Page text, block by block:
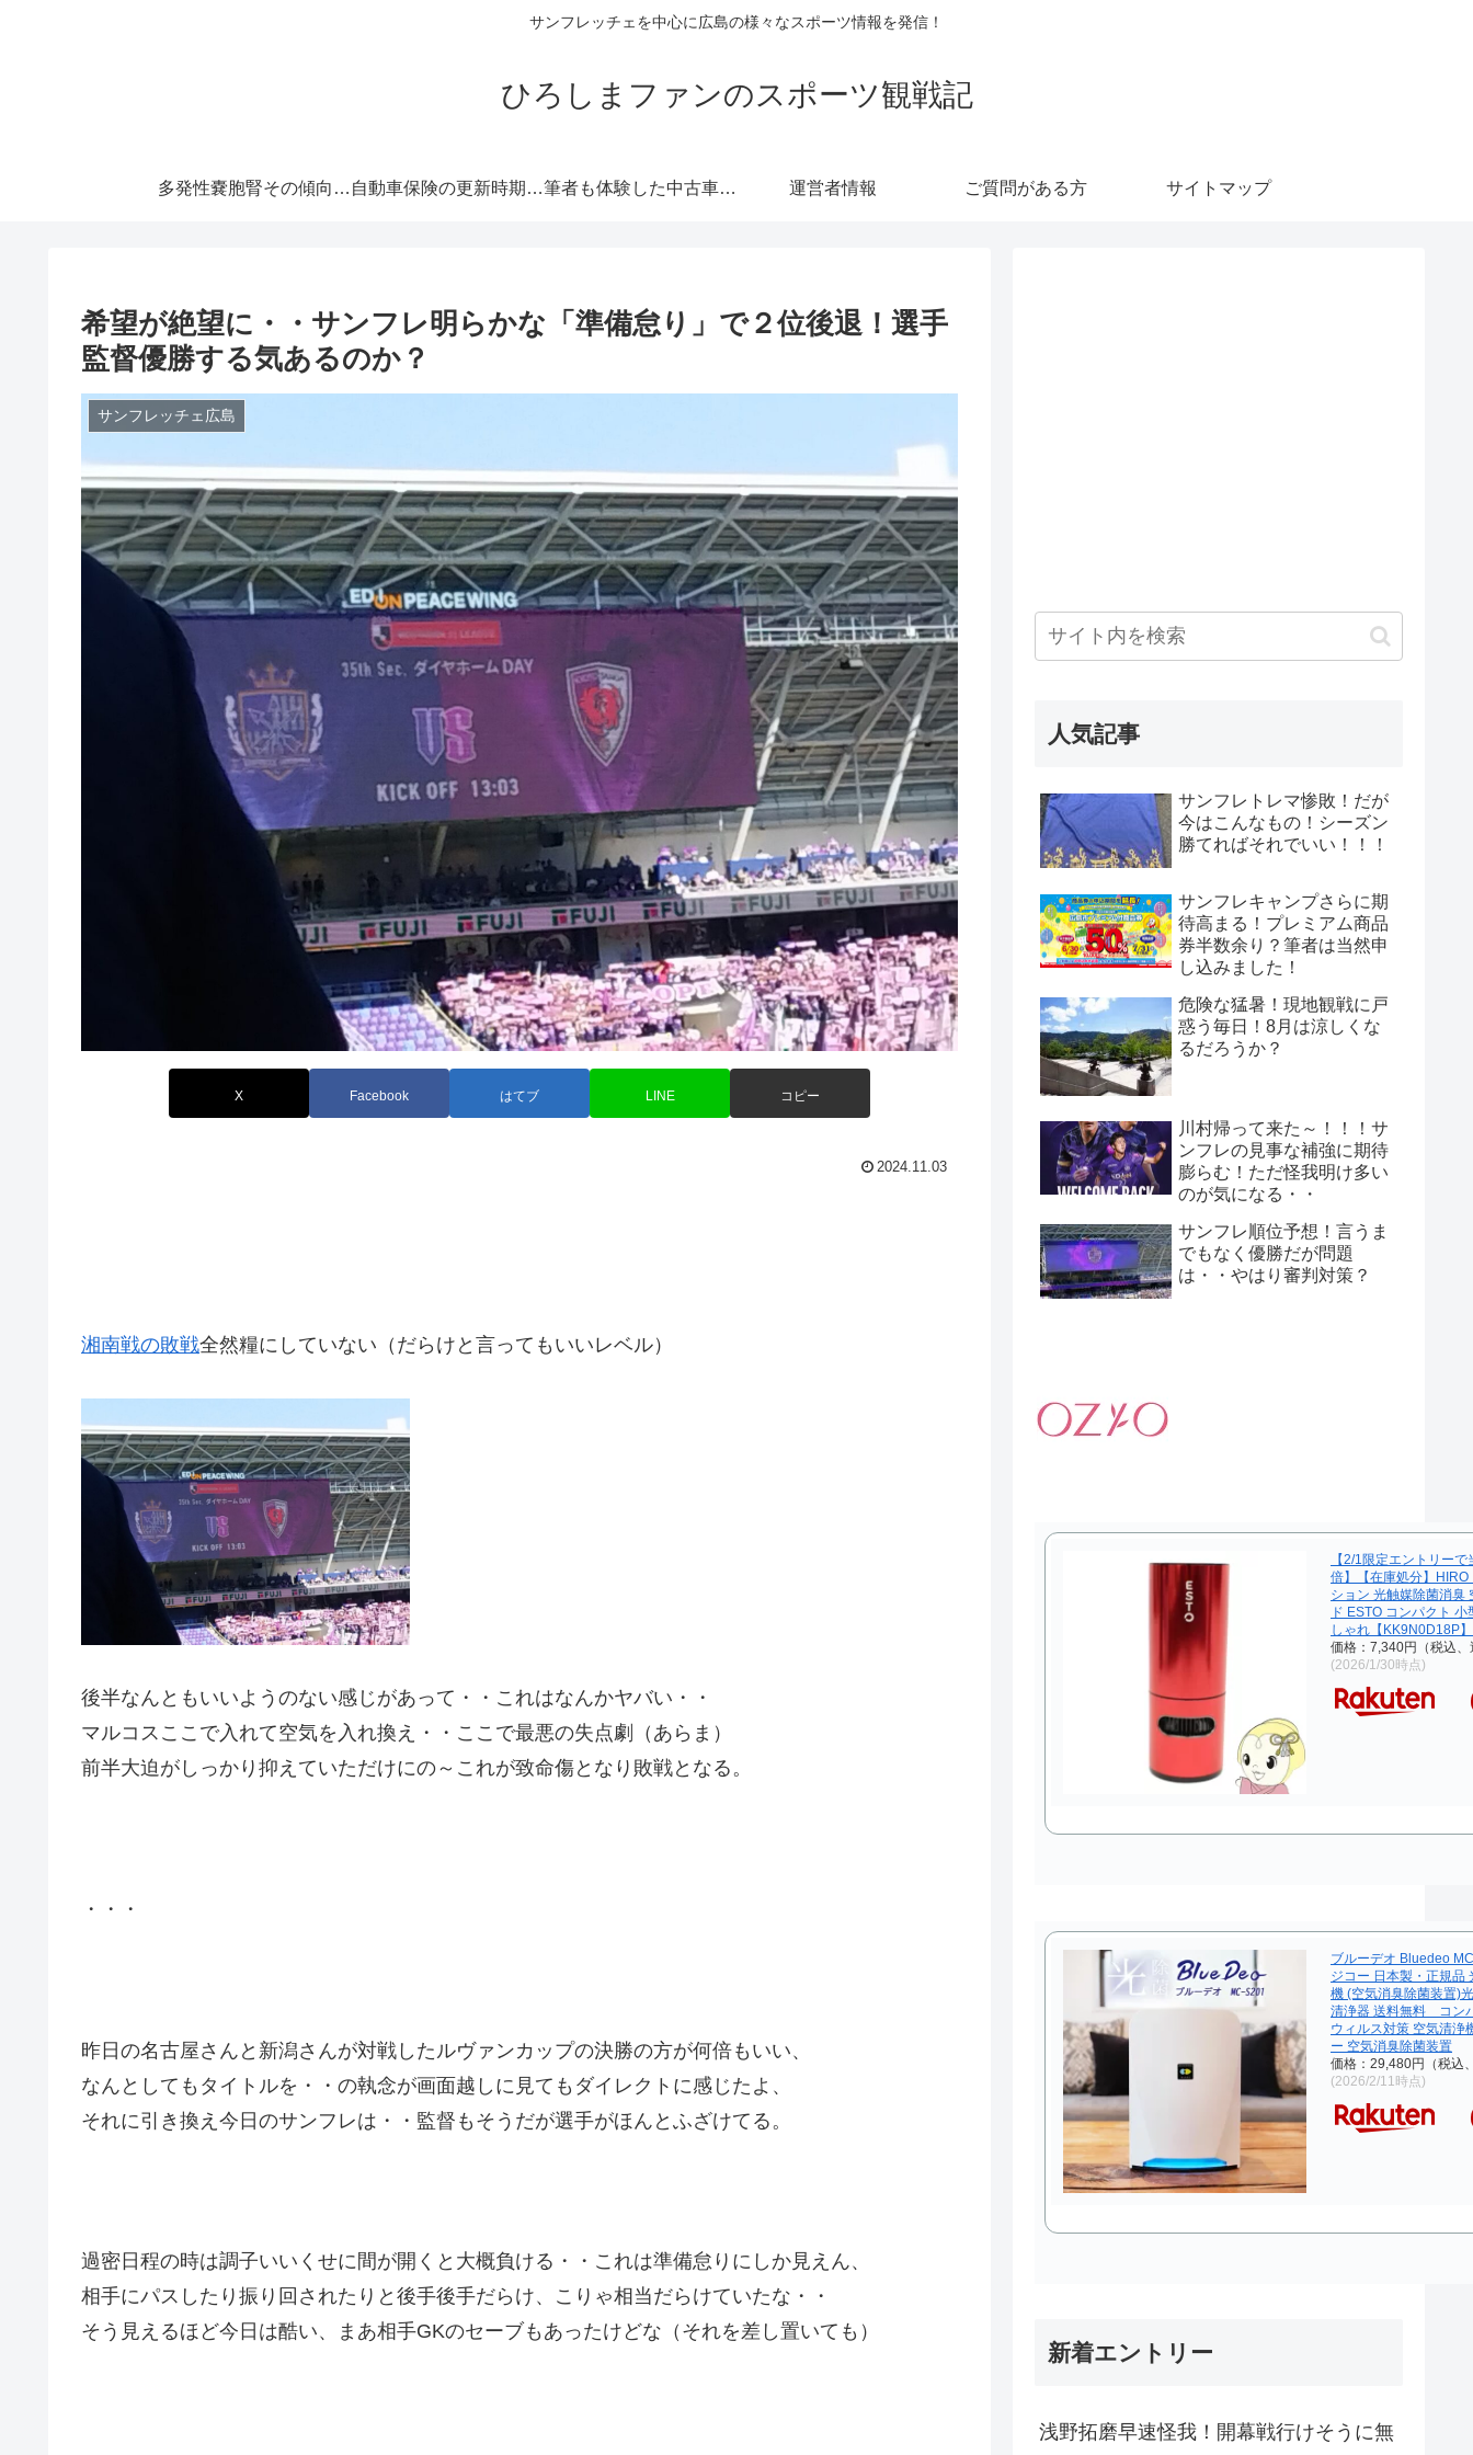
サンフレッチェを中心に広島の様々なスポーツ情報を発信！
ひろしまファンのスポーツ観戦記
多発性嚢胞腎その傾向と対策！大切な『寿命』を伸ばすには早めの処置が必須です！ 自動車保険の更新時期にご注意！危険度が高くなる！忘れると等級にも響きます！ 筆者も体験した中古車情報・トヨタ・軽自動車 広島査定実戦編！ 運営者情報 ご質問がある方 サイトマップ
希望が絶望に・・サンフレ明らかな「準備怠り」で２位後退！選手
監督優勝する気あるのか？
サンフレッチェ広島
X Facebook はてブ LINE コピー
2024.11.03
湘南戦の敗戦全然糧にしていない（だらけと言ってもいいレベル）
後半なんともいいようのない感じがあって・・これはなんかヤバい・・
マルコスここで入れて空気を入れ換え・・ここで最悪の失点劇（あらま）
前半大迫がしっかり抑えていただけにの～これが致命傷となり敗戦となる。
・・・
昨日の名古屋さんと新潟さんが対戦したルヴァンカップの決勝の方が何倍もいい、
なんとしてもタイトルを・・の執念が画面越しに見てもダイレクトに感じたよ、
それに引き換え今日のサンフレは・・監督もそうだが選手がほんとふざけてる。
過密日程の時は調子いいくせに間が開くと大概負ける・・これは準備怠りにしか見えん、
相手にパスしたり振り回されたりと後手後手だらけ、こりゃ相当だらけていたな・・
そう見えるほど今日は酷い、まあ相手GKのセーブもあったけどな（それを差し置いても）
人気記事
サンフレトレマ惨敗！だが
今はこんなもの！シーズン
勝てればそれでいい！！！
サンフレキャンプさらに期
待高まる！プレミアム商品
券半数余り？筆者は当然申
し込みました！
危険な猛暑！現地観戦に戸
惑う毎日！8月は涼しくな
るだろうか？
川村帰って来た～！！！サ
ンフレの見事な補強に期待
膨らむ！ただ怪我明け多い
のが気になる・・
サンフレ順位予想！言うま
でもなく優勝だが問題
は・・やはり審判対策？
【2/1限定エントリー
倍】【在庫処分】HIRO
ション 光触媒除菌消臭
ド ESTO コンパクト
しゃれ【KK9N0D18P】
価格：7,340円（税込、
(2026/1/30時点)
ブルーデオ Bluedeo
ジコー 日本製・正規品
機 (空気消臭除菌装置)
清浄器 送料無料 コン
ウィルス対策 空気清浄
ー 空気消臭除菌装置
価格：29,480円（税込
(2026/2/11時点)
新着エントリー
浅野拓磨早速怪我！開幕戦行けそうに無